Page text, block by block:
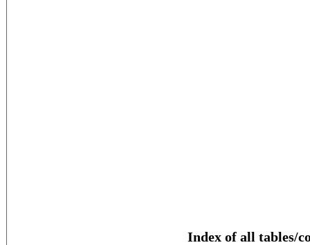
Index of all tables/